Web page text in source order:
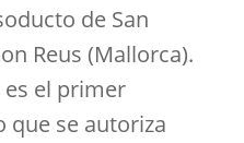
de San
Reus (Mallorca).
es el primer
que se autoriza